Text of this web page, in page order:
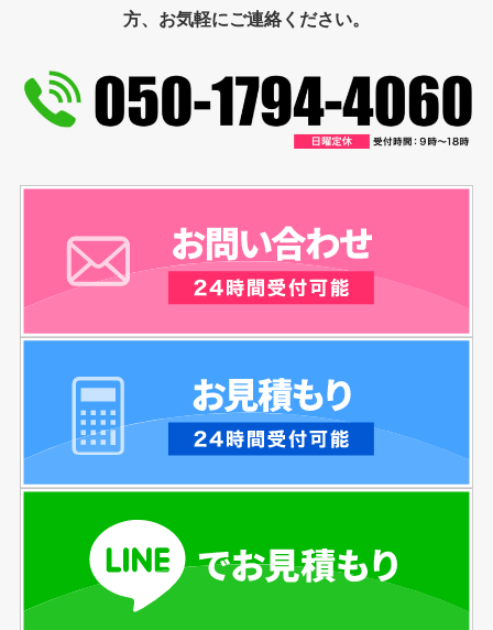
方、お気軽にご連絡ください。